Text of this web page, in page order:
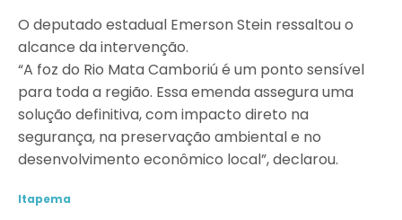
O deputado estadual Emerson Stein ressaltou o
alcance da intervenção.
“A foz do Rio Mata Camboriú é um ponto sensível
para toda a região. Essa emenda assegura uma
solução definitiva, com impacto direto na
segurança, na preservação ambiental e no
desenvolvimento econômico local”, declarou.
Itapema